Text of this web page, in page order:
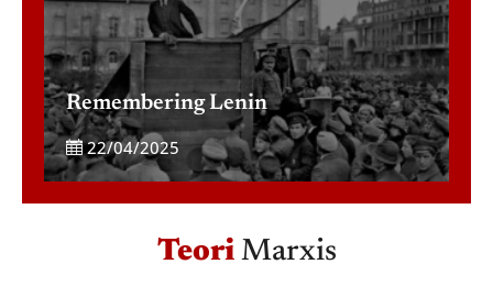
Remembering Lenin
22/04/2025
TeoriMarxis